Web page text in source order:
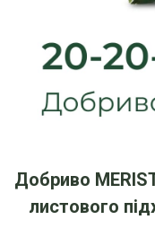
Добриво
листового